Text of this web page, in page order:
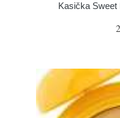
Kasička Sweet